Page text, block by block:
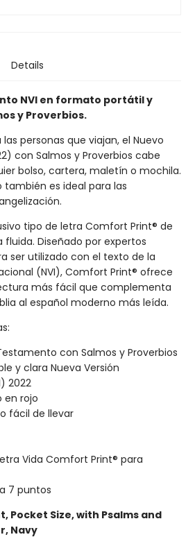
Details
NVI en formato portátil y
y Proverbios.
personas que viajan, el Nuevo
con Salmos y Proverbios cabe
bolso, cartera, maletín o mochila.
es ideal para las
tipo de letra Comfort Print® de
Diseñado por expertos
ser utilizado con el texto de la
(NVI), Comfort Print® ofrece
más fácil que complementa
al español moderno más leída.
con Salmos y Proverbios
y clara Nueva Versión
2022
en rojo
fácil de llevar
Vida Comfort Print® para
7 puntos
Pocket Size, with Psalms and
Navy